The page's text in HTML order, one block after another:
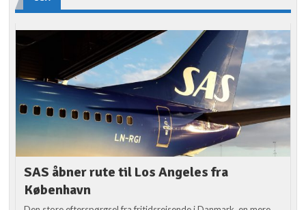
SAS åbner rute til Los Angeles fra
København